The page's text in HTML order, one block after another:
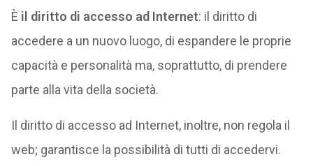
È il diritto di accesso ad Internet: il diritto di
accedere a un nuovo luogo, di espandere le proprie
capacità e personalità ma, soprattutto, di prendere
parte alla vita della società.
Il diritto di accesso ad Internet, inoltre, non regola il
web; garantisce la possibilità di tutti di accedervi.